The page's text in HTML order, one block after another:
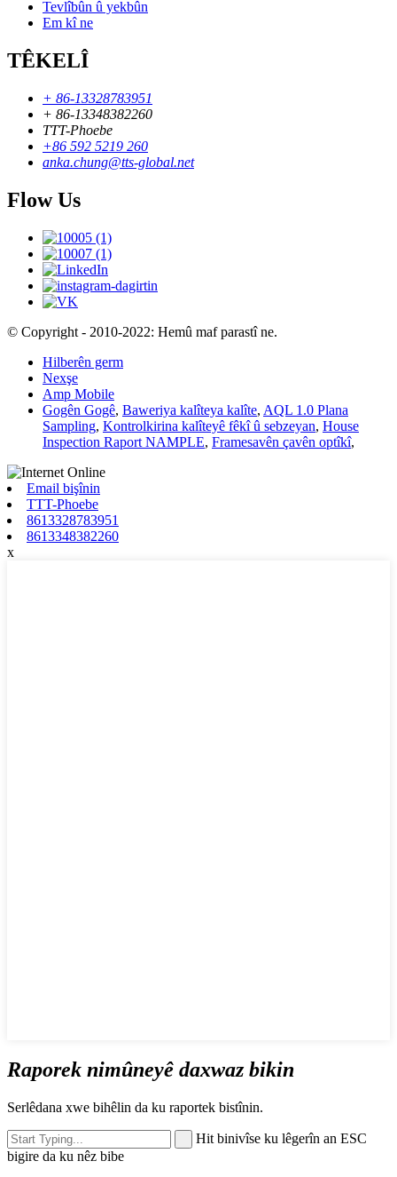
Tevlîbûn û yekbûn
Em kî ne
TÊKELÎ
+ 86-13328783951
+ 86-13348382260
TTT-Phoebe
+86 592 5219 260
anka.chung@tts-global.net
Flow Us
© Copyright - 2010-2022: Hemû maf parastî ne.
Hilberên germ
Nexşe
Amp Mobile
Gogên Gogê, Baweriya kalîteya kalîte, AQL 1.0 Plana
Sampling, Kontrolkirina kalîteyê fêkî û sebzeyan, House
Inspection Raport NAMPLE, Framesavên çavên optîkî,
Email bişînin
TTT-Phoebe
8613328783951
8613348382260
x
Raporek nimûneyê daxwaz bikin
Serlêdana xwe bihêlin da ku raportek bistînin.
Hit binivîse ku lêgerîn an ESC
bigire da ku nêz bibe